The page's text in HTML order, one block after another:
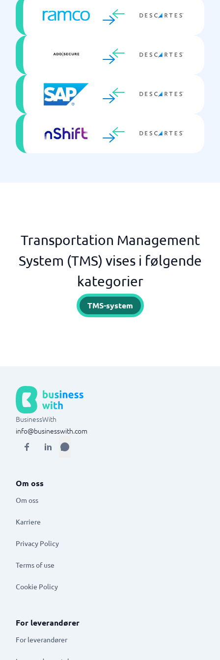
Transportation Management
System (TMS) vises i følgende
kategorier
TMS-system
BusinessWith
info@businesswith.com
Om oss
Om oss
Karriere
Privacy Policy
Terms of use
Cookie Policy
For leverandører
For leverandører